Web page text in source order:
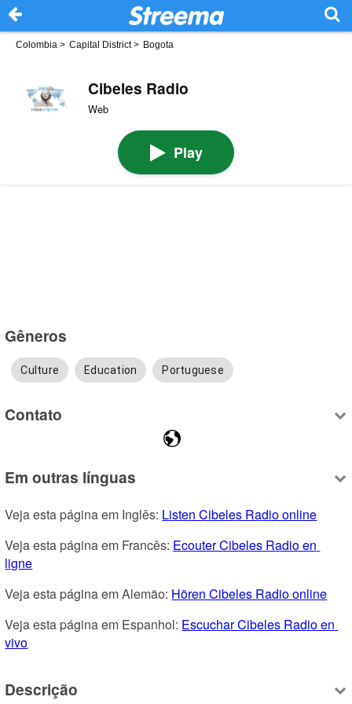
Colombia > Capital District> Bogota
Cibeles Radio
Web
Play
Gêneros
Culture Education Portuguese
Contato
Em outras línguas
Veja esta página em Inglês: Listen Cibeles Radio online
Veja esta página em Francês: Ecouter Cibeles Radio en
ligne
Veja esta página em Alemão: Hören Cibeles Radio online
Veja esta página em Espanhol: Escuchar Cibeles Radio en
vivo
Descrição